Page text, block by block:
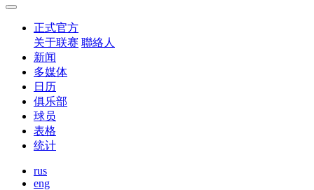
正式官方
关于联赛 聯絡人
新闻
多媒体
日历
俱乐部
球员
表格
统计
rus
eng